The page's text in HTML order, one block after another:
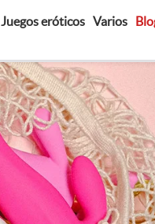
Juegos eróticos Varios